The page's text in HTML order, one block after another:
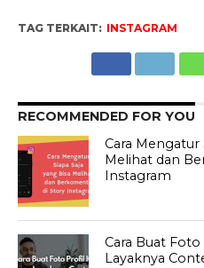
TAG TERKAIT: INSTAGRAM
RECOMMENDED FOR YOU
Cara Mengatur
Melihat dan
Instagram
Cara Buat
Layaknya